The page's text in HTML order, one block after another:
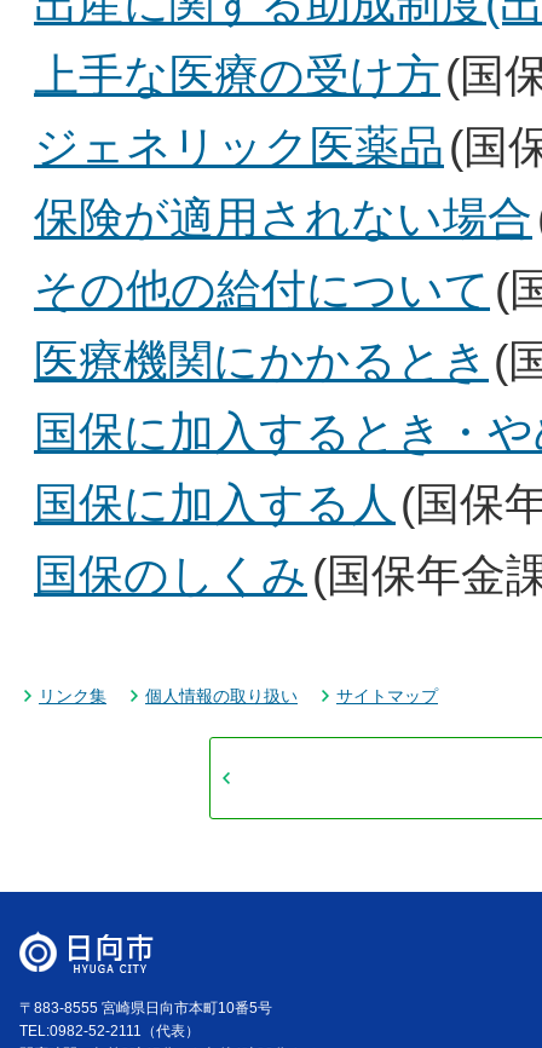
上手な医療の受け方(国
ジェネリック医薬品(国
保険が適用されない場合
その他の給付について (
医療機関にかかるとき (
国保に加入するとき・
国保に加入する人 (国保
国保のしくみ(国保年金
リンク集 個人情報の取り扱い サイトマップ
〒883-8555 宮崎県日向市本町10番5号
TEL:0982-52-2111（代表）